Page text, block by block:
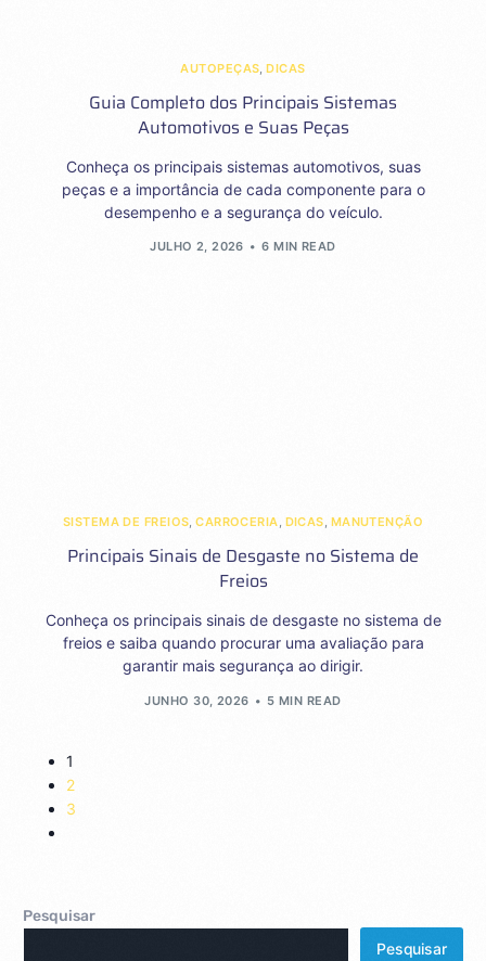
AUTOPEÇAS ,DICAS
Guia Completo dos Principais Sistemas
Automotivos e Suas Peças
Conheça os principais sistemas automotivos, suas
peças e a importância de cada componente para o
desempenho e a segurança do veículo.
JULHO 2, 2026 6 MIN READ
SISTEMA DE FREIOS,CARROCERIA, DICAS, MANUTENÇÃO
Principais Sinais de Desgaste no Sistema de
Freios
Conheça os principais sinais de desgaste no sistema de
freios e saiba quando procurar uma avaliação para
garantir mais segurança ao dirigir.
JUNHO 30, 2026 5 MIN READ
1
2
3
Pesquisar
Pesquisar